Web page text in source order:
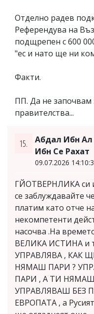
Отделно радев
Референдува на
подщрепен с 600
"ес и нато ще ни
Факти.
ПП. Да не започвам
правителства...
15.
Абдал Ибн Ал
Ибн Се Рахат
09.07.2026
ГЙОТВЕРНЛИКА си
се заблуждавайте
платим като отче
некомпетенти
насочва .На
ВЕЛИКА ИСТИНА и
УПРАВЛЯВА , КАК
НЯМАШ ПАРИ ?
ПАРИ , А ТИ
УПРАВЛЯВАШ БЕЗ
ЕВРОПАТА , а